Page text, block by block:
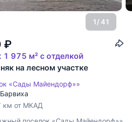
1/ 41
₽
975 м² с отделкой
на лесном участке
«Сады Майендорф»»
км от МКАД